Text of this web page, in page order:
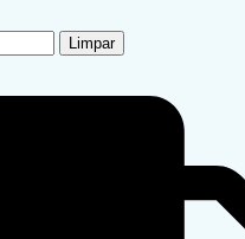
Limpar